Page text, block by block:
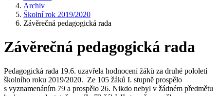
Archiv
Školní rok 2019/2020
Závěrečná pedagogická rada
Závěrečná pedagogická rada
Pedagogická rada 19.6. uzavřela hodnocení žáků za druhé pololetí
školního roku 2019/2020. Ze 105 žáků I. stupně prospělo
s vyznamenáním 79 a prospělo 26. Nikdo nebyl v žádném předmětu